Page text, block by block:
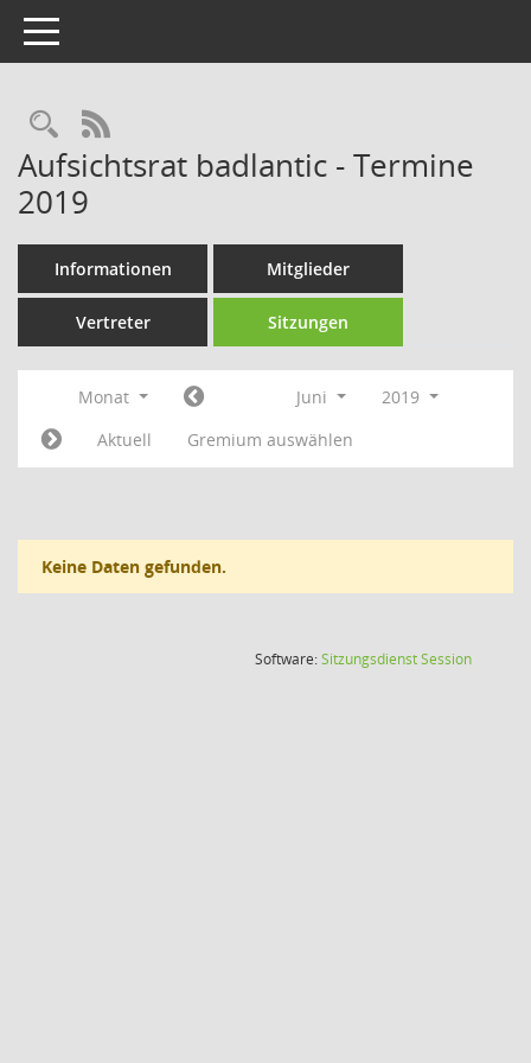
Toggle navigation
Rechercheauswahl
RSS-Feed
Aufsichtsrat badlantic - Termine
2019
Informationen Mitglieder
Vertreter Sitzungen
Monat Juni
2019
Aktuell
Gremium auswählen
Keine Daten gefunden.
Software:SitzungsdienstSession(Wird in